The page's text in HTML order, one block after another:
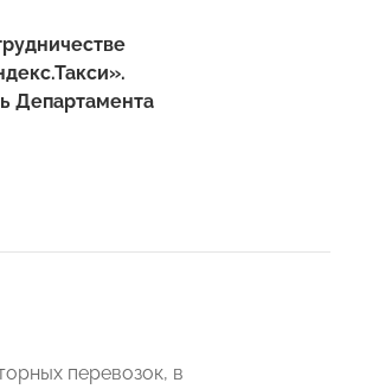
».
Департамента
перевозок, в